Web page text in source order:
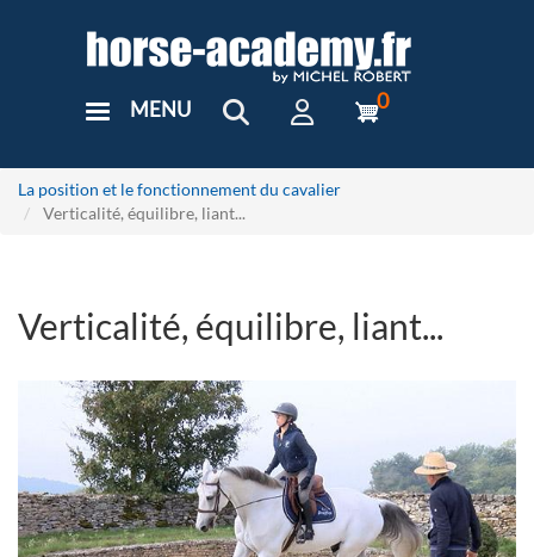
User
Custom
MENU 0
La position et le fonctionnement du cavalier
Verticalité, équilibre, liant...
Verticalité, équilibre, liant...